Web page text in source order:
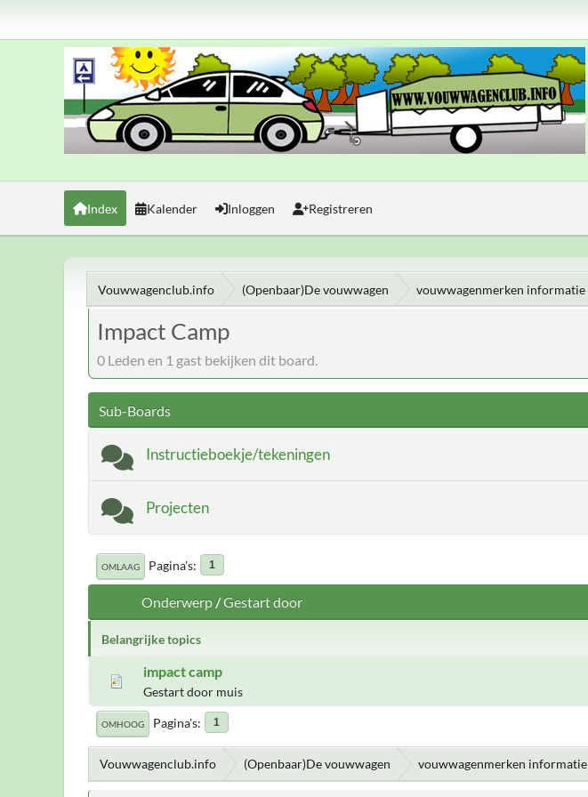
Index Kalender Inloggen Registreren
Vouwwagenclub.info (Openbaar)De vouwwagen vouwwagenmerken informatie
Impact Camp
0 Leden en 1 gast bekijken dit board.
Sub-Boards
Instructieboekje/tekeningen
Projecten
OMLAAG Pagina's 1
Onderwerp/Gestart door
Belangrijke topics
impact camp
Gestart door muis
OMHOOG Pagina's 1
Vouwwagenclub.info (Openbaar)De vouwwagen vouwwagenmerken informatie